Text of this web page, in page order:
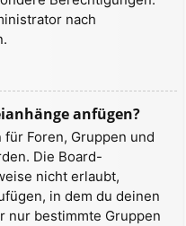
nach
anfügen?
Foren, Gruppen und
Die Board-
nicht erlaubt,
in dem du deinen
nur bestimmte Gruppen